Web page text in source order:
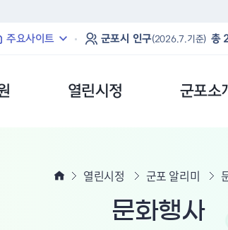
주요사이트 군포시 인구(2026.7.기준) 총
열린시정 군포소
열린시정 군포 알리미
문화행사